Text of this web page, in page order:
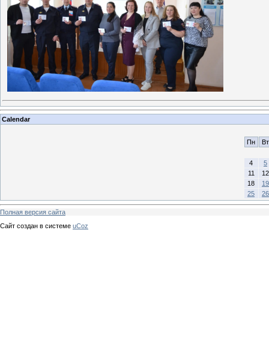
Calendar
Пн Вт
4
5
11
12
18
19
25
26
Полная версия сайта
Сайт создан в системе uCoz